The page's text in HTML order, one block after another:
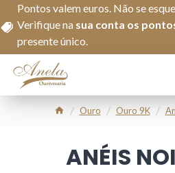
Pontos valem euros. Não se
Verifique na sua conta os
presente único.
Ouro Ouro 9K
ANÉIS